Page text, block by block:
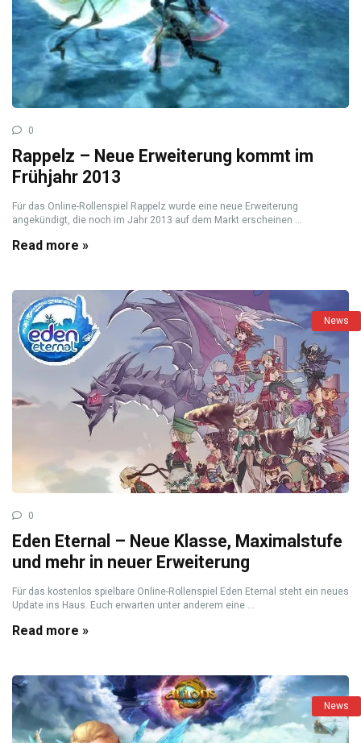
0
Rappelz – Neue Erweiterung kommt im
Frühjahr 2013
Für das Online-Rollenspiel Rappelz wurde eine neue Erweiterung
angekündigt, die noch im Jahr 2013 auf dem Markt erscheinen ...
Read more »
News
0
Eden Eternal – Neue Klasse, Maximalstufe
und mehr in neuer Erweiterung
Für das kostenlos spielbare Online-Rollenspiel Eden Eternal steht ein neues
Update ins Haus. Euch erwarten unter anderem eine ...
Read more »
News